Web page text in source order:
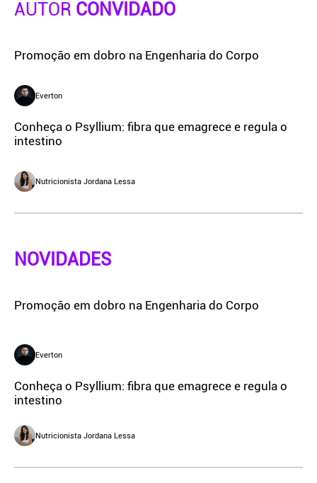
AUTOR CONVIDADO
Promoção em dobro na Engenharia do Corpo
Everton
Conheça o Psyllium: fibra que emagrece e regula o
intestino
Nutricionista Jordana Lessa
NOVIDADES
Promoção em dobro na Engenharia do Corpo
Everton
Conheça o Psyllium: fibra que emagrece e regula o
intestino
Nutricionista Jordana Lessa